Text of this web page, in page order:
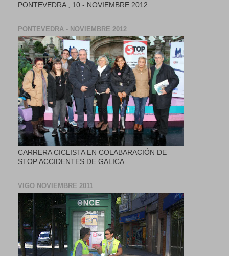
PONTEVEDRA , 10 - NOVIEMBRE 2012 ....
PONTEVEDRA - NOVIEMBRE 2012
CARRERA CICLISTA EN COLABARACIÓN DE
STOP ACCIDENTES DE GALICA
VIGO NOVIEMBRE 2011